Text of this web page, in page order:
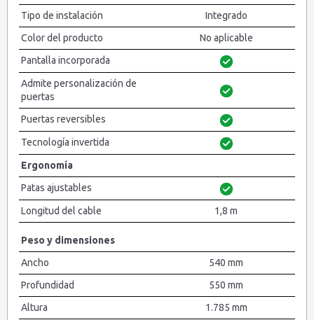
Tipo de instalación
Integrado
Color del producto
No aplicable
Pantalla incorporada
Admite personalización de
puertas
Puertas reversibles
Tecnología invertida
Ergonomía
Patas ajustables
Longitud del cable 1,8 m
Peso y dimensiones
Ancho
540 mm
Profundidad
550 mm
Altura
1.785 mm